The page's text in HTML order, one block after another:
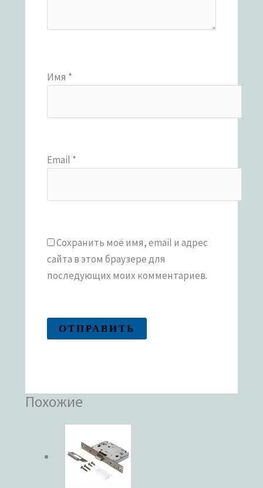
Имя *
Email *
Сохранить моё имя, email и адрес
сайта в этом браузере для
последующих моих комментариев.
Похожие